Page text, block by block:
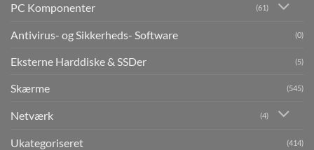
PC Komponenter (61)
Antivirus- og Sikkerheds- Software (0)
Eksterne Harddiske & SSDer (5)
Skærme (545)
Netværk (4)
Ukategoriseret (414)